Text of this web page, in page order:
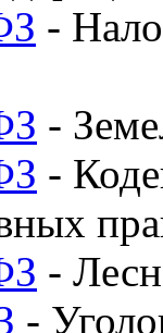
-
-
-
-
-